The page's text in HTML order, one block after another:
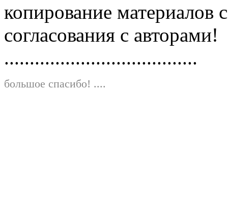
копирование материалов
согласования с авторами!
......................................
большое спасибо! ....